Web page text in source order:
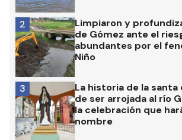
Limpiaron y
de Gómez ante el
abundantes por el
Niño
2
La historia de la santa
de ser arrojada al río
la celebración que
nombre
3